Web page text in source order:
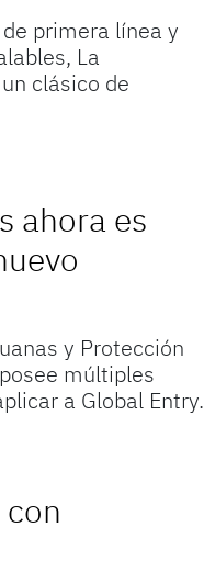
primera línea y
La
clásico de
ahora es
y Protección
múltiples
a Global Entry.